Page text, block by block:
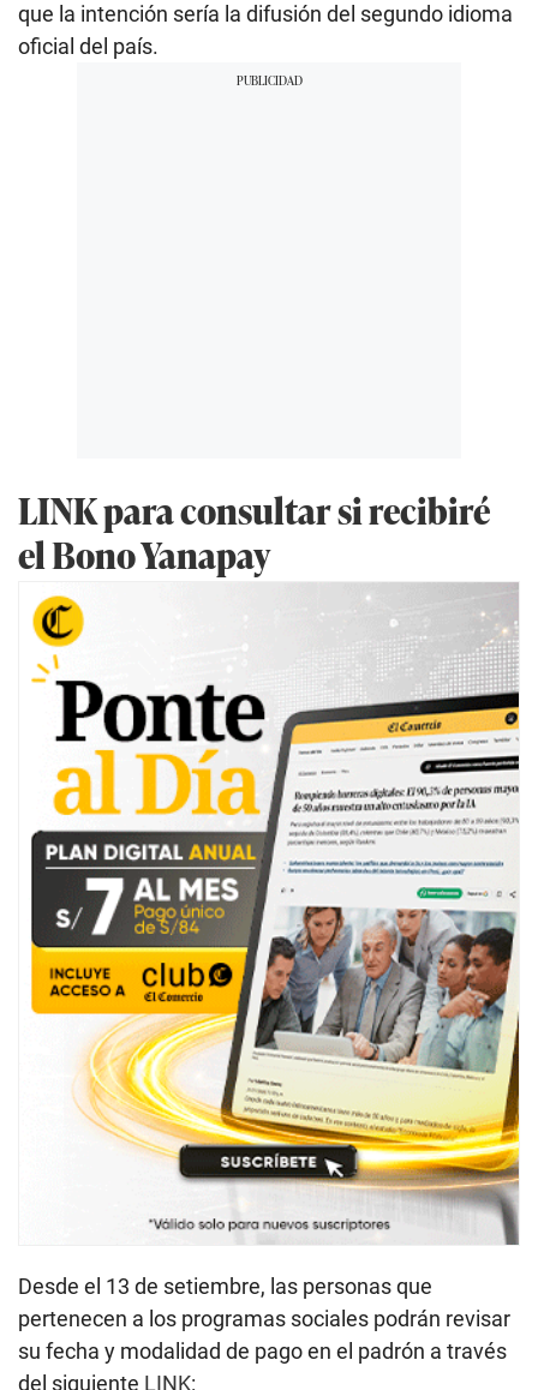
que la intención sería la difusión del segundo idioma
oficial del país.
LINK para consultar si recibiré
el Bono Yanapay
Desde el 13 de setiembre, las personas que
pertenecen a los programas sociales podrán revisar
su fecha y modalidad de pago en el padrón a través
del siguiente LINK: